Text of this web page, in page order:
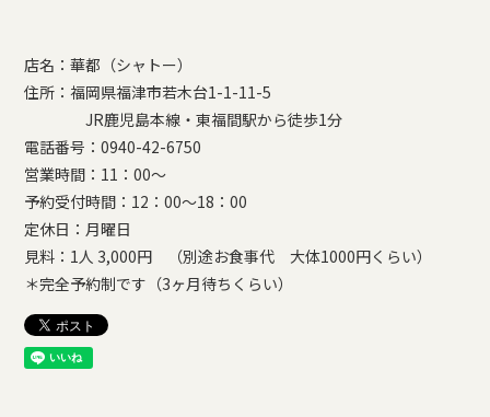
店名：華都（シャトー）
住所：福岡県福津市若木台1-1-11-5
JR鹿児島本線・東福間駅から徒歩1分
電話番号：0940-42-6750
営業時間：11：00～
予約受付時間：12：00～18：00
定休日：月曜日
見料：1人 3,000円 （別途お食事代 大体1000円くらい）
＊完全予約制です（3ヶ月待ちくらい）